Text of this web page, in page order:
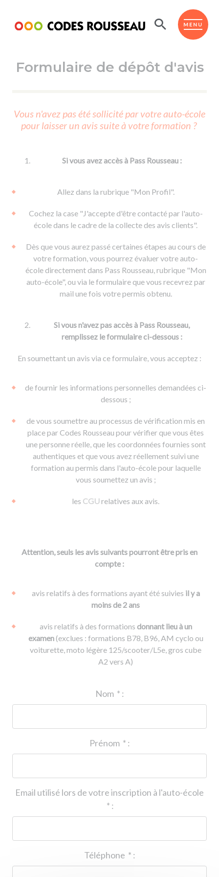
MENU
ESPACE ÉLÈVE
Code de la route
Passer l'ASSR
Réviser le code
Passer l'ETM
Permis voiture
Permis remorque
Permis & handicap
d'apprentissage
De la conduite en voiture
De la conduite à moto
Voir tous les supports
Formations pro.
Permis poids lourd
Formation FCO
Formation CACES
Devenir enseignant de la conduite
Ressources
Formulaire de dépôt d'avis
Vous n'avez pas été sollicité par votre auto-école
pour laisser un avis suite à votre formation ?
Si vous avez accès à Pass Rousseau :
Allez dans la rubrique "Mon Profil".
Cochez la case "J'accepte d'être contacté par l'auto-
école dans le cadre de la collecte des avis clients".
Dès que vous aurez passé certaines étapes au cours de
votre formation, vous pourrez évaluer votre auto-
école directement dans Pass Rousseau, rubrique "Mon
auto-école", ou via le formulaire que vous recevrez par
mail une fois votre permis obtenu.
Si vous n'avez pas accès à Pass Rousseau,
remplissez le formulaire ci-dessous :
En soumettant un avis via ce formulaire, vous acceptez :
de fournir les informations personnelles demandées ci-
dessous ;
de vous soumettre au processus de vérification mis en
place par Codes Rousseau pour vérifier que vous êtes
une personne réelle, que les coordonnées fournies sont
authentiques et que vous avez réellement suivi une
formation au permis dans l'auto-école pour laquelle
vous soumettez un avis ;
les CGUrelatives aux avis.
Attention, seuls les avis suivants pourront être pris en
compte :
avis relatifs à des formations ayant été suivies il y a
moins de 2 ans
avis relatifs à des formations donnant lieu à un
examen(exclues : formations B78, B96, AM cyclo ou
voiturette, moto légère 125/scooter/L5e, gros cube
A2 vers A)
* :
* :
Email utilisé lors de votre inscription à l'auto-école
* :
* :